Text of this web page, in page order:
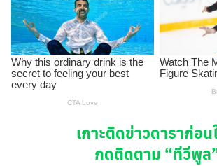
เกาะติดข่าวดาราก่อน
กดติดตาม “ทีวีพูล